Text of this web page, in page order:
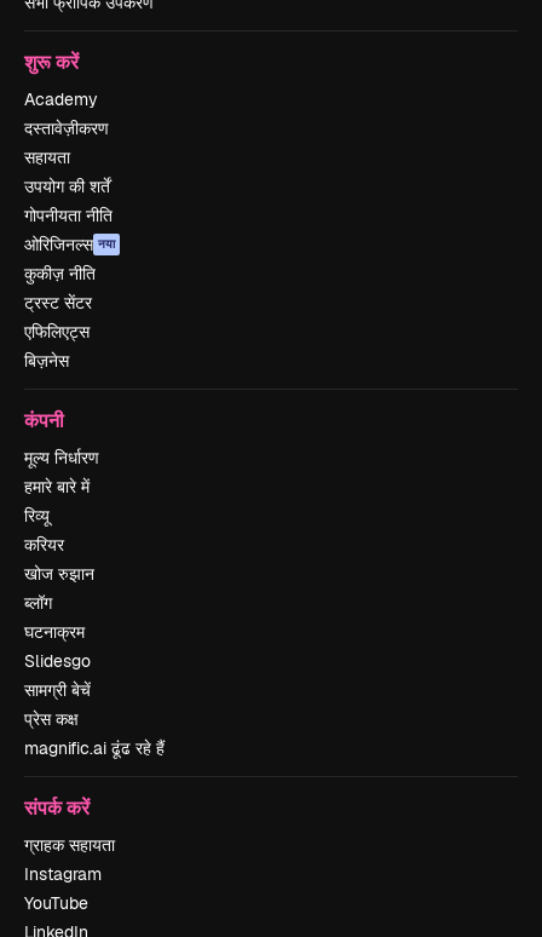
शुरू करें
Academy
दस्तावेज़ीकरण
सहायता
उपयोग की शर्तें
गोपनीयता नीति
ओरिजिनल्स नया
कुकीज़ नीति
ट्रस्ट सेंटर
एफिलिएट्स
बिज़नेस
कंपनी
मूल्य निर्धारण
हमारे बारे में
रिव्यू
करियर
खोज रुझान
ब्लॉग
घटनाक्रम
Slidesgo
सामग्री बेचें
प्रेस कक्ष
magnific.ai ढूंढ रहे हैं
संपर्क करें
ग्राहक सहायता
Instagram
YouTube
LinkedIn